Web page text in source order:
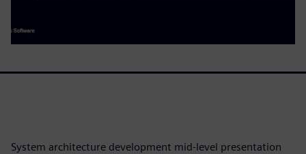
System architecture development mid-level presentation